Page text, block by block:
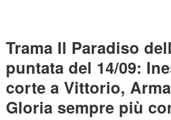
Trama Il Paradiso
puntata del 14/09:
corte a Vittorio,
Gloria sempre più